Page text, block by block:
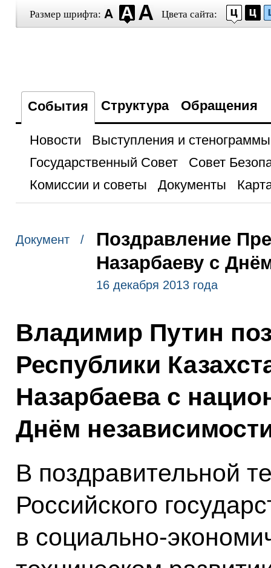
Размер шрифта: Цвета сайта:
События Структура Обращения
Новости
Выступления и стенограммы
Государственный Совет
Совет
Комиссии и советы
Документы
Документ /
Поздравление
Назарбаеву с
16 декабря 2013 года
Владимир Путин
Республики
Назарбаева с
Днём
В поздравительной
Российского
в социально-